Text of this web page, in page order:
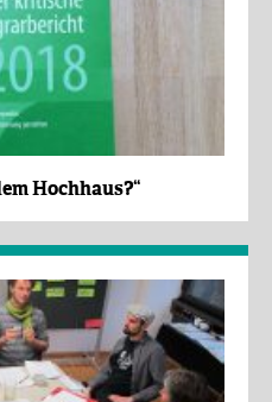
Hochhaus?“